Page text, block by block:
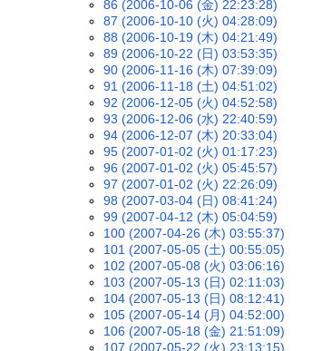
86 (2006-10-06 (金) 22:23:28)
87 (2006-10-10 (火) 04:28:09)
88 (2006-10-19 (木) 04:21:49)
89 (2006-10-22 (日) 03:53:35)
90 (2006-11-16 (木) 07:39:09)
91 (2006-11-18 (土) 04:51:02)
92 (2006-12-05 (火) 04:52:58)
93 (2006-12-06 (水) 22:40:59)
94 (2006-12-07 (木) 20:33:04)
95 (2007-01-02 (火) 01:17:23)
96 (2007-01-02 (火) 05:45:57)
97 (2007-01-02 (火) 22:26:09)
98 (2007-03-04 (日) 08:41:24)
99 (2007-04-12 (木) 05:04:59)
100 (2007-04-26 (木) 03:55:37)
101 (2007-05-05 (土) 00:55:05)
102 (2007-05-08 (火) 03:06:16)
103 (2007-05-13 (日) 02:11:03)
104 (2007-05-13 (日) 08:12:41)
105 (2007-05-14 (月) 04:52:00)
106 (2007-05-18 (金) 21:51:09)
107 (2007-05-22 (火) 23:13:15)